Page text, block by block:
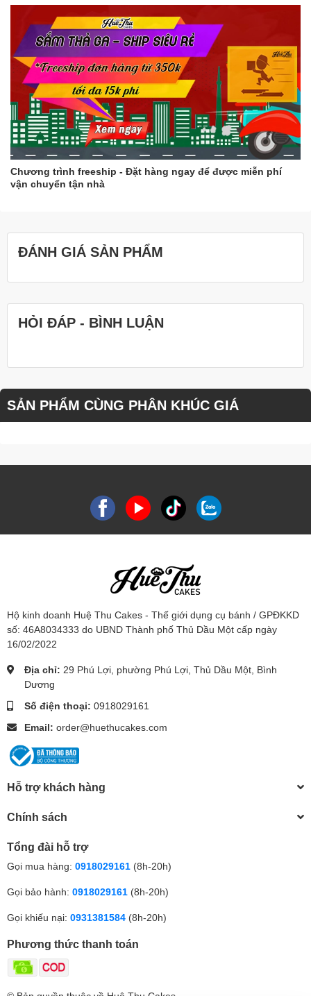
Chương trình freeship - Đặt hàng ngay để được miễn phí
vận chuyển tận nhà
ĐÁNH GIÁ SẢN PHẨM
HỎI ĐÁP - BÌNH LUẬN
SẢN PHẨM CÙNG PHÂN KHÚC GIÁ
Hộ kinh doanh Huệ Thu Cakes - Thế giới dụng cụ bánh / GPĐKKD
số: 46A8034333 do UBND Thành phố Thủ Dầu Một cấp ngày
16/02/2022
Địa chỉ: 29 Phú Lợi, phường Phú Lợi, Thủ Dầu Một, Bình
Dương
Số điện thoại: 0918029161
Email: order@huethucakes.com
Hỗ trợ khách hàng
Chính sách
Tổng đài hỗ trợ
Gọi mua hàng: 0918029161 (8h-20h)
Gọi bảo hành: 0918029161 (8h-20h)
Gọi khiếu nại: 0931381584 (8h-20h)
Phương thức thanh toán